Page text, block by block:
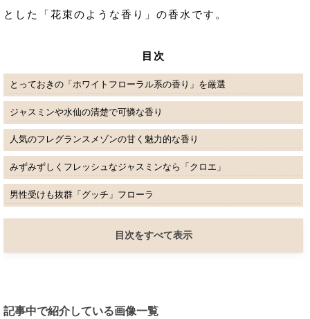
とした「花束のような香り」の香水です。
目次
とっておきの「ホワイトフローラル系の香り」を厳選
ジャスミンや水仙の清楚で可憐な香り
人気のフレグランスメゾンの甘く魅力的な香り
みずみずしくフレッシュなジャスミンなら「クロエ」
男性受けも抜群「グッチ」フローラ
目次をすべて表示
記事中で紹介している画像一覧